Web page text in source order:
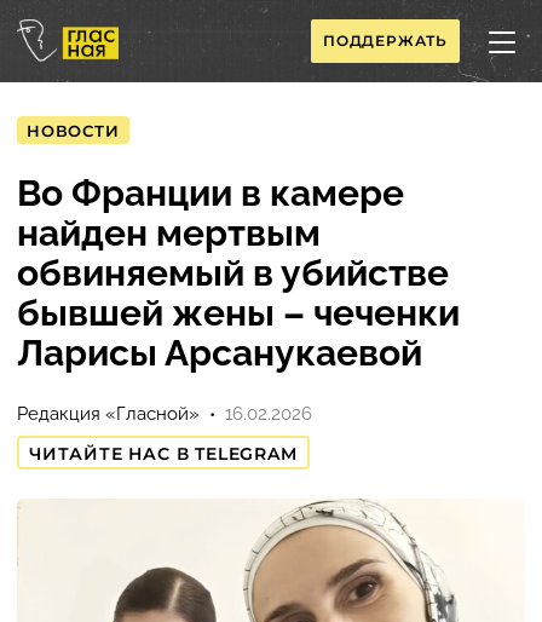
ПОДДЕРЖАТЬ
НОВОСТИ
Во Франции в камере
найден мертвым
обвиняемый в убийстве
бывшей жены – чеченки
Ларисы Арсанукаевой
Редакция «Гласной»
16.02.2026
ЧИТАЙТЕ НАС В TELEGRAM